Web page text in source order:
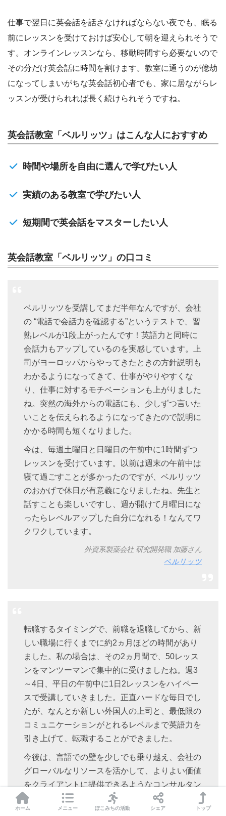
仕事で翌日に英会話を話さなければならない夜でも、眠る
前にレッスンを受けておけば安心して朝を迎えられそうで
す。オンラインレッスンなら、移動時間すら必要ないので
その分だけ英会話に時間を割けます。教室に通うのが億劫
になってしまいがちな英会話初心者でも、家に居ながらレ
ッスンが受けられれば長く続けられそうですね。
英会話教室「ベルリッツ」はこんな人におすすめ
時間や場所を自由に選んで学びたい人
実績のある教室で学びたい人
短期間で英会話をマスターしたい人
英会話教室「ベルリッツ」の口コミ
ベルリッツを受講してまだ半年なんですが、会社
の “電話で会話力を確認する”というテストで、習
熟レベルが1段上がったんです！英語力と同時に
会話力もアップしているのを実感しています。上
司がヨーロッパからやってきたときの方針説明も
わかるようになってきて、仕事がやりやすくな
り、仕事に対するモチベーションも上がりました
ね。突然の海外からの電話にも、少しずつ言いた
いことを伝えられるようになってきたので説明に
かかる時間も短くなりました。
今は、毎週土曜日と日曜日の午前中に1時間ずつ
レッスンを受けています。以前は週末の午前中は
寝て過ごすことが多かったのですが、ベルリッツ
のおかげで休日が有意義になりましたね。先生と
話すことも楽しいですし、週が開けて月曜日にな
ったらレベルアップした自分になれる！なんてワ
クワクしています。
外資系製薬会社 研究開発職 加藤さん
ベルリッツ
転職するタイミングで、前職を退職してから、新
しい職場に行くまでに約2ヵ月ほどの時間があり
ました。私の場合は、その2ヵ月間で、50レッス
ンをマンツーマンで集中的に受けましたね。週3
～4日、平日の午前中に1日2レッスンをハイペー
スで受講していきました。正直ハードな毎日でし
たが、なんとか新しい外国人の上司と、最低限の
コミュニケーションがとれるレベルまで英語力を
引き上げて、転職することができました。
今後は、言語での壁を少しでも乗り越え、会社の
グローバルなリソースを活かして、よりよい価値
をクライアントに提供できるようなコンサルタン
トになりたいと思っています。急成長しているス
タートアップでの仕事に挑戦できることに感謝し
ホーム メニュー ぽこみちの活動 シェア トップ